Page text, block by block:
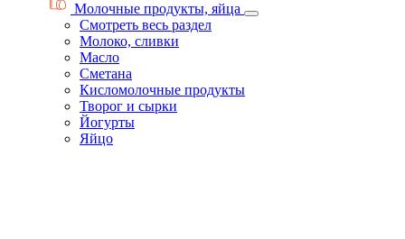
Молочные продукты, яйца
Смотреть весь раздел
Молоко, сливки
Масло
Сметана
Кисломолочные продукты
Творог и сырки
Йогурты
Яйцо